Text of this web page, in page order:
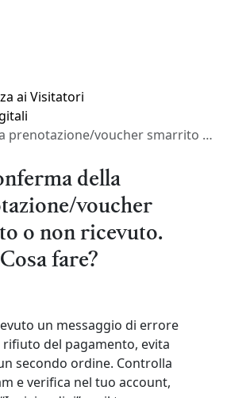
ai Visitatori
voucher smarrito o non ricevuto. Cosa fare?
della
voucher
o non ricevuto.
Cosa fare?
un messaggio di errore
rifiuto del pagamento, evita
secondo ordine. Controlla
e verifica nel tuo account,